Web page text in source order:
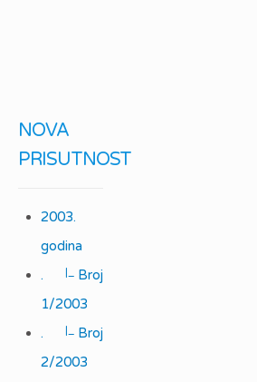
NOVA
PRISUTNOST
2003.
godina
.
|_
Broj
1/2003
.
|_
Broj
2/2003